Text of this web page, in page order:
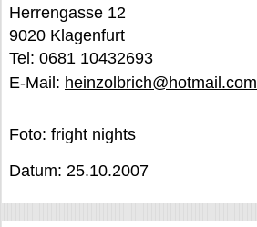
Herrengasse 12
9020 Klagenfurt
Tel: 0681 10432693
E-Mail: heinzolbrich@hotmail.com
Foto: fright nights
Datum: 25.10.2007